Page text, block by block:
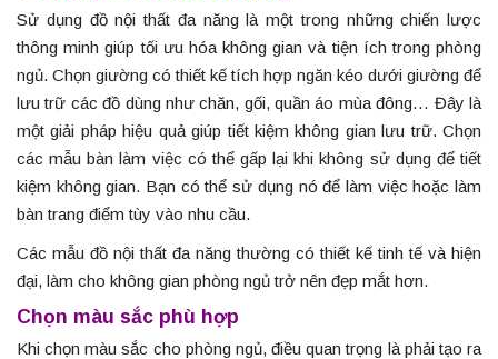
Sử dụng đồ nội thất đa năng là một trong những chiến lược
thông minh giúp tối ưu hóa không gian và tiện ích trong phòng
ngủ. Chọn giường có thiết kế tích hợp ngăn kéo dưới giường để
lưu trữ các đồ dùng như chăn, gối, quần áo mùa đông… Đây là
một giải pháp hiệu quả giúp tiết kiệm không gian lưu trữ. Chọn
các mẫu bàn làm việc có thể gấp lại khi không sử dụng để tiết
kiệm không gian. Bạn có thể sử dụng nó để làm việc hoặc làm
bàn trang điểm tùy vào nhu cầu.
Các mẫu đồ nội thất đa năng thường có thiết kế tinh tế và hiện
đại, làm cho không gian phòng ngủ trở nên đẹp mắt hơn.
Chọn màu sắc phù hợp
Khi chọn màu sắc cho phòng ngủ, điều quan trọng là phải tạo ra